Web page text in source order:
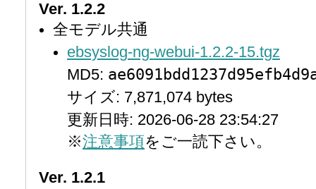
Ver. 1.2.2
全モデル共通
ebsyslog-ng-webui-1.2.2-15.tgz
MD5:
サイズ: 7,871,074 bytes
更新日時: 2026-06-28 23:54:27
※注意事項をご一読下さい。
Ver. 1.2.1